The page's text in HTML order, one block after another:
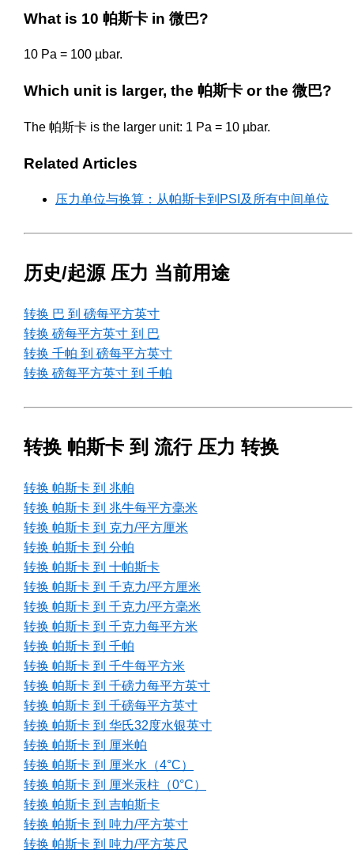
What is 10 帕斯卡 in 微巴?
10 Pa = 100 µbar.
Which unit is larger, the 帕斯卡 or the 微巴?
The 帕斯卡 is the larger unit: 1 Pa = 10 µbar.
Related Articles
压力单位与换算：从帕斯卡到PSI及所有中间单位
历史/起源 压力 当前用途
转换 巴 到 磅每平方英寸
转换 磅每平方英寸 到 巴
转换 千帕 到 磅每平方英寸
转换 磅每平方英寸 到 千帕
转换 帕斯卡 到 流行 压力 转换
转换 帕斯卡 到 兆帕
转换 帕斯卡 到 兆牛每平方毫米
转换 帕斯卡 到 克力/平方厘米
转换 帕斯卡 到 分帕
转换 帕斯卡 到 十帕斯卡
转换 帕斯卡 到 千克力/平方厘米
转换 帕斯卡 到 千克力/平方毫米
转换 帕斯卡 到 千克力每平方米
转换 帕斯卡 到 千帕
转换 帕斯卡 到 千牛每平方米
转换 帕斯卡 到 千磅力每平方英寸
转换 帕斯卡 到 千磅每平方英寸
转换 帕斯卡 到 华氏32度水银英寸
转换 帕斯卡 到 厘米帕
转换 帕斯卡 到 厘米水（4°C）
转换 帕斯卡 到 厘米汞柱（0°C）
转换 帕斯卡 到 吉帕斯卡
转换 帕斯卡 到 吨力/平方英寸
转换 帕斯卡 到 吨力/平方英尺